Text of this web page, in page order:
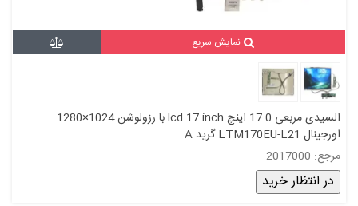
نمایش سریع
السیدی مربعی 17.0 اینچ lcd 17 inch با رزولوشن 1024×1280
اورجینال LTM170EU-L21 گرید A
مرجع: 2017000
در انتظار خرید